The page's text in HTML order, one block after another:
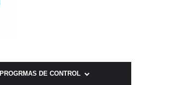
PROGRMAS DE CONTROL